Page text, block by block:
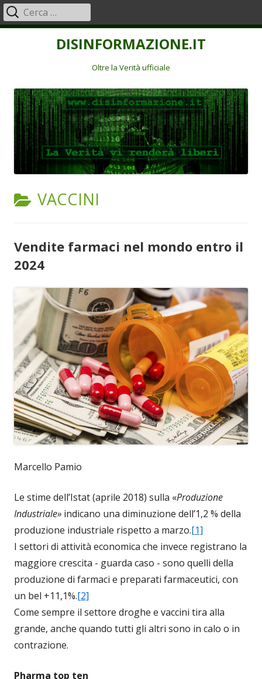
DISINFORMAZIONE.IT
Oltre la Verità ufficiale
Menu
principale
Ricerca
per:
CATEGORIA:
VACCINI
Vendite farmaci nel mondo entro il
2024
Marcello Pamio
Le stime dell’Istat (aprile 2018) sulla «Produzione
Industriale» indicano una diminuzione dell’1,2 % della
produzione industriale rispetto a marzo.[1]
I settori di attività economica che invece registrano la
maggiore crescita - guarda caso - sono quelli della
produzione di farmaci e preparati farmaceutici, con
un bel +11,1%.[2]
Come sempre il settore droghe e vaccini tira alla
grande, anche quando tutti gli altri sono in calo o in
contrazione.
Pharma top ten